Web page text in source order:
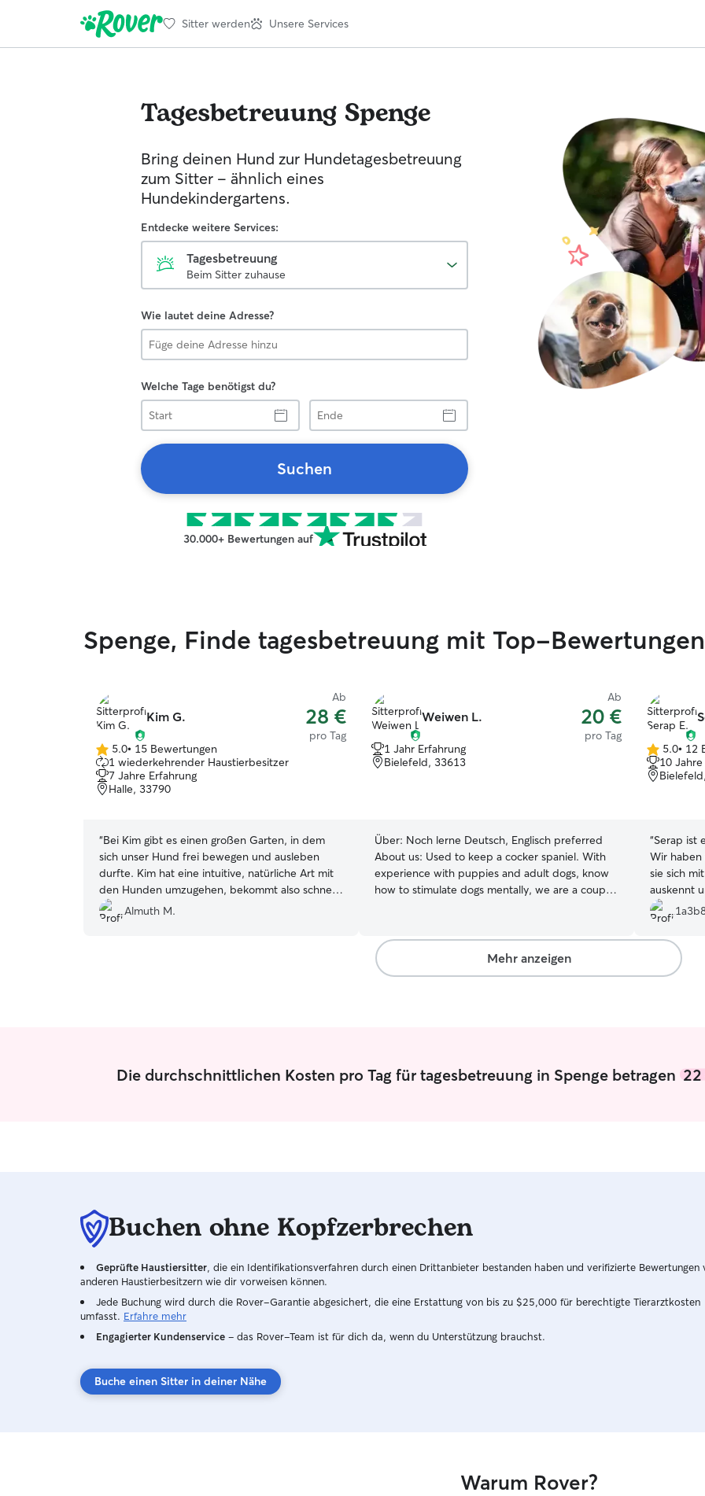
Sitter werden Unsere Services
Tagesbetreuung Spenge
Bring deinen Hund zur Hundetagesbetreuung
zum Sitter - ähnlich eines
Hundekindergartens.
Entdecke weitere Services:
Tagesbetreuung
Beim Sitter zuhause
Wie lautet deine Adresse?
Welche Tage benötigst du?
Start
Ende
Suchen
30.000+ Bewertungen auf
Spenge, Finde tagesbetreuung mit Top-Bewertungen
Kim G.
Ab
28 €
pro Tag
5.0
von
5
Sternen
5.0• 15 Bewertungen
1 wiederkehrender Haustierbesitzer
7 Jahre Erfahrung
Halle, 33790
“Bei Kim gibt es einen großen Garten, in dem
sich unser Hund frei bewegen und ausleben
durfte. Kim hat eine intuitive, natürliche Art mit
den Hunden umzugehen, bekommt also schnell
Zugang zu Ihnen und hat aber gleichzeitig eine
klare Haltung mit Konsequenz gepaart
Almuth M.
Weiwen L.
Ab
20 €
pro Tag
1 Jahr Erfahrung
Bielefeld, 33613
Über: Noch lerne Deutsch, Englisch preferred
About us: Used to keep a cocker spaniel. With
experience with puppies and adult dogs, know
how to stimulate dogs mentally, we are a couple
have a flexible work schdule that can accomdate
taking care of your dog. Your dog won't be
staying alone in our place for sure. We live in an
5.0
von
5
5.0• 12
10
“Serap ist
Wir haben
sie sich
auskennt
richtige
Mehr anzeigen
Die durchschnittlichen Kosten pro Tag für tagesbetreuung in Spenge betragen22
Buchen ohne Kopfzerbrechen
Geprüfte Haustiersitter , die ein Identifikationsverfahren durch einen Drittanbieter bestanden haben und verifizierte Bewertungen
anderen Haustierbesitzern wie dir vorweisen können.
Jede Buchung wird durch die Rover-Garantie abgesichert, die eine Erstattung von bis zu $25,000 für berechtigte Tierarztkosten
umfasst. Erfahre mehr
Engagierter Kundenservice – das Rover-Team ist für dich da, wenn du Unterstützung brauchst.
Buche einen Sitter in deiner Nähe
Warum Rover?